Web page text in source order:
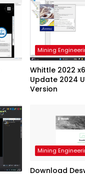
Mining
Whittle 2022
Update 2024
Version
Mining
Download